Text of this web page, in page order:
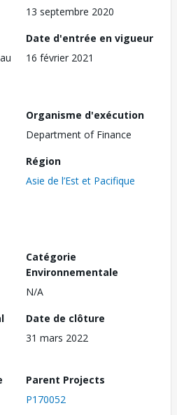
13 septembre 2020
Date d'entrée en vigueur
16 février 2021
Organisme d'exécution
Department of Finance
Région
Asie de l’Est et Pacifique
Catégorie
Environnementale
N/A
Date de clôture
31 mars 2022
Parent Projects
P170052